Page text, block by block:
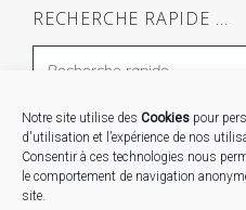
Notre site utilise des Cookies pour
d'utilisation et l’expérience de nos
Consentir à ces technologies nous
le comportement de navigation
site.
RECHERCHE RAPIDE …
STAGES …
Expo « Mesures de